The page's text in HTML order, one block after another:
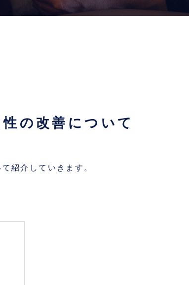
性の改善について
紹介していきます。